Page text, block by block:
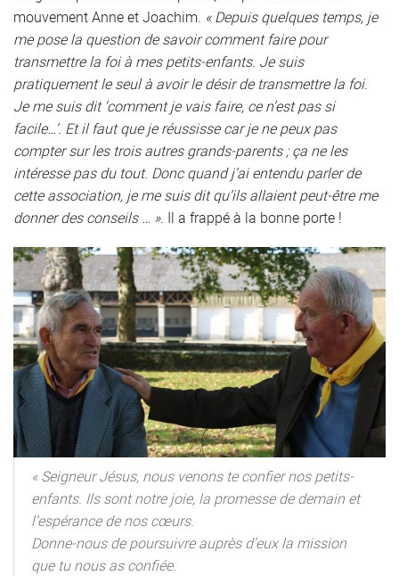
mouvement Anne et Joachim. « Depuis quelques temps, je
me pose la question de savoir comment faire pour
transmettre la foi à mes petits-enfants. Je suis
pratiquement le seul à avoir le désir de transmettre la foi.
Je me suis dit ‘comment je vais faire, ce n’est pas si
facile…’. Et il faut que je réussisse car je ne peux pas
compter sur les trois autres grands-parents ; ça ne les
intéresse pas du tout. Donc quand j’ai entendu parler de
cette association, je me suis dit qu’ils allaient peut-être me
donner des conseils … ». Il a frappé à la bonne porte !
« Seigneur Jésus, nous venons te confier nos petits-
enfants. Ils sont notre joie, la promesse de demain et
l’espérance de nos cœurs.
Donne-nous de poursuivre auprès d’eux la mission
que tu nous as confiée.